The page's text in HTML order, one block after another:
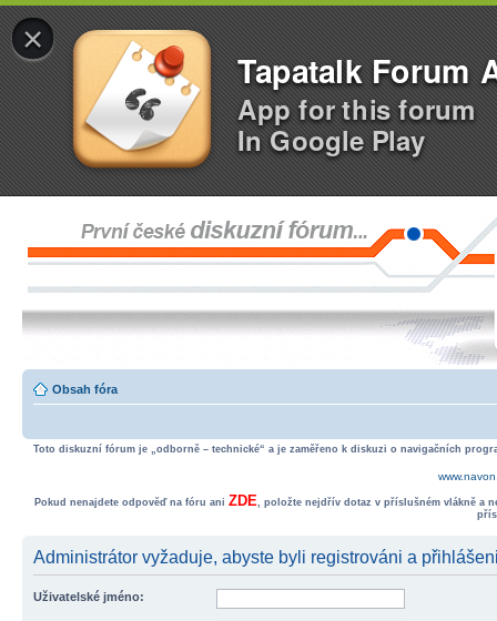
×
Tapatalk Forum
App for this forum
In Google Play
Obsah fóra
Toto diskuzní fórum je „odborně – technické“ a je zaměřeno k diskuzi o navigačních
Pokud nenajdete odpověď na fóru ani ZDE, položte nejdřív dotaz v příslušném vlákně a
Administrátor vyžaduje, abyste byli registrováni a
Uživatelské jméno: